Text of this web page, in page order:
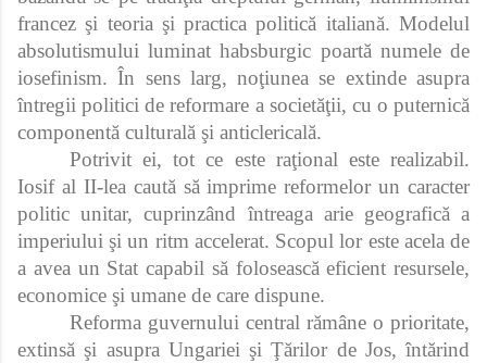
francez şi teoria şi practica politică italiană. Modelul
absolutismului luminat habsburgic poartă numele de
iosefinism. În sens larg, noţiunea se extinde asupra
întregii politici de reformare a societăţii, cu o puternică
componentă culturală şi anticlericală.
Potrivit ei, tot ce este raţional este realizabil.
Iosif al II-lea caută să imprime reformelor un caracter
politic unitar, cuprinzând întreaga arie geografică a
imperiului şi un ritm accelerat. Scopul lor este acela de
a avea un Stat capabil să folosească eficient resursele,
economice şi umane de care dispune.
Reforma guvernului central rămâne o prioritate,
extinsă şi asupra Ungariei şi Ţărilor de Jos, întărind